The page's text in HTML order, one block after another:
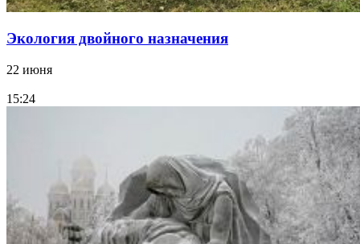
Экология двойного назначения
22 июня
15:24